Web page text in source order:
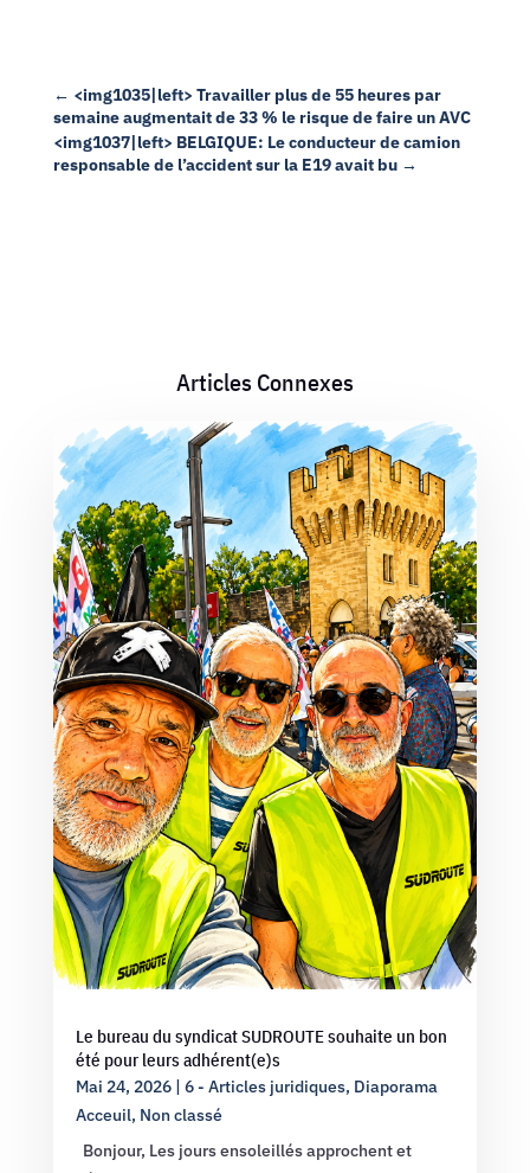
← <img1035|left> Travailler plus de 55 heures par
semaine augmentait de 33 % le risque de faire un AVC
<img1037|left> BELGIQUE: Le conducteur de camion
responsable de l’accident sur la E19 avait bu→
Articles Connexes
Le bureau du syndicat SUDROUTE souhaite un bon
été pour leurs adhérent(e)s
Mai 24, 2026| 6 - Articles juridiques, Diaporama
Acceuil, Non classé
Bonjour, Les jours ensoleillés approchent et